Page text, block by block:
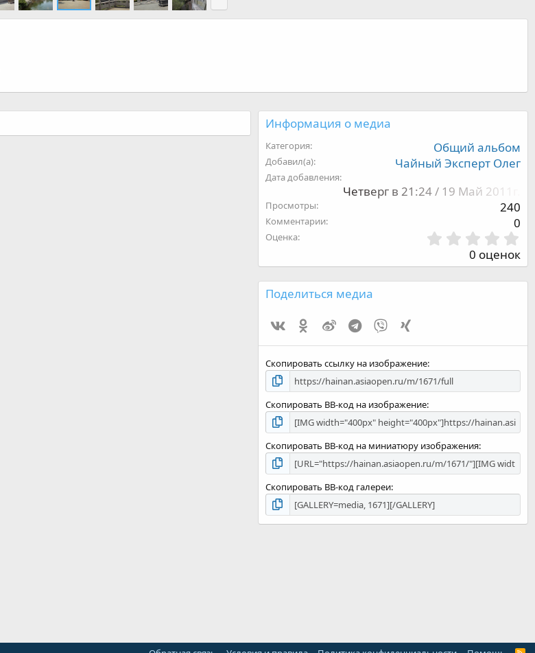
Информация о медиа
Категория Общий альбом
Добавил(а) Чайный Эксперт Олег
Дата добавления
Четверг в 21:24 / 19 Май 2011г.
Просмотры 240
Комментарии 0
Оценка
,
0
0
д
0 оценок
Поделиться медиа
Vk
Ok Weibo Telegram
Viber
Скопировать ссылку на изображение
Скопировать BB-код на изображение
Скопировать BB-код на миниатюру изображения
Скопировать BB-код галереи